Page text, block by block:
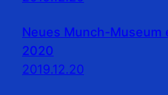
Neues Munch-
2020
2019.12.20